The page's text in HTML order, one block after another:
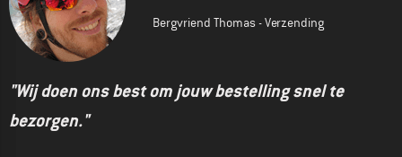
Bergvriend Thomas - Verzending
"Wij doen ons best om jouw bestelling snel te
bezorgen."